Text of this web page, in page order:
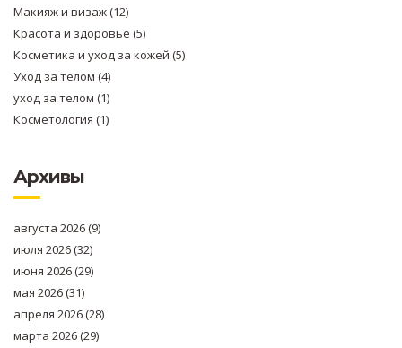
Макияж и визаж(12)
Красота и здоровье (5)
Косметика и уход за кожей (5)
Уход за телом (4)
уход за телом (1)
Косметология (1)
Архивы
августа 2026(9)
июля 2026(32)
июня 2026(29)
мая 2026(31)
апреля 2026(28)
марта 2026(29)